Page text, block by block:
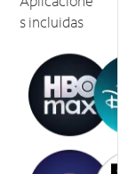
s incluidas